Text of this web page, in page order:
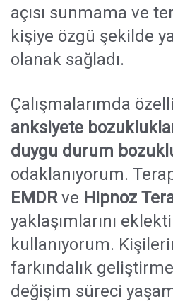
açısı sunmama ve
kişiye özgü şekilde
olanak sağladı.
Çalışmalarımda
anksiyete
duygu durum
odaklanıyorum.
EMDRve Hipnoz
yaklaşımlarını
kullanıyorum.
farkındalık
değişim süreci